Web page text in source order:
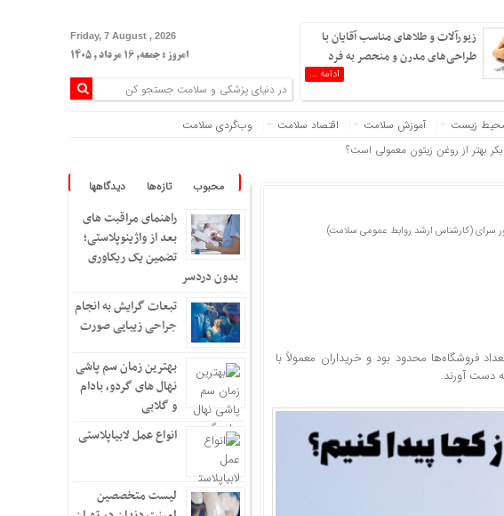
زیورآلات و طلاهای مناسب آقایان با
طراحی‌های مدرن و منحصر به فرد
ادامه ...
Friday, 7 August , 2026
امروز : جمعه, ۱۶ مرداد , ۱۴۰۵
زیست آموزش سلامت اقتصاد سلامت وب‌گردی سلامت
بهتر از روغن زیتون معمولی است؟
خود را در خانه بسازید!
که بیشترین پروتئین را به بدن برساند
دیگران دچار کمبود ویتامین می شوند!!+ دلایل
می‌توانند به آرامش اعصاب و کاهش استرس کمک کنند
می‌توانند به سلامت بدن کمک کنند
بعضی آدم ها اینقدر سخت است؟
خاموش چشمان شما؛ آفتاب سوختگی چشم چیست؟
مضر است؟
سرای (کارشناس ارشد روابط عمومی سلامت)
فروشگاه‌ها محدود بود و خریداران معمولاً با
دست آورند.
محبوب تازه‌ها دیدگاهها
راهنمای مراقبت های
بعد از واژینوپلاستی؛
تضمین یک ریکاوری
بدون دردسر
تبعات گرایش به انجام
جراحی زیبایی صورت
بهترین زمان سم پاشی
نهال های گردو، بادام
و گلابی
انواع عمل لابیاپلاستی
لیست متخصصین